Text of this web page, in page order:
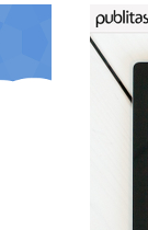
tomber !